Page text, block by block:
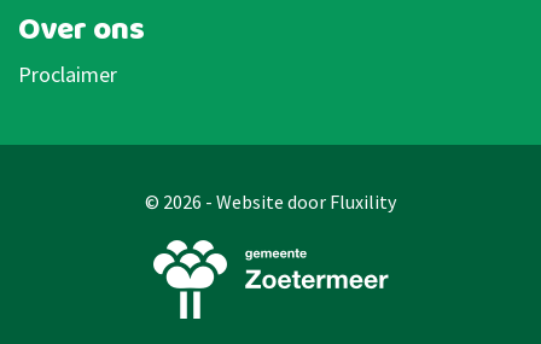
Over ons
Proclaimer
© 2026 - Website door Fluxility